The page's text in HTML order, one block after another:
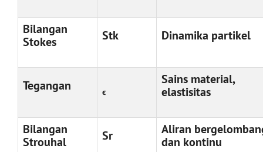
Bilangan
Stokes
Stk Dinamika partikel
Tegangan ϵ
Sains material,
elastisitas
Bilangan
Strouhal
Sr
Aliran
dan kontinu